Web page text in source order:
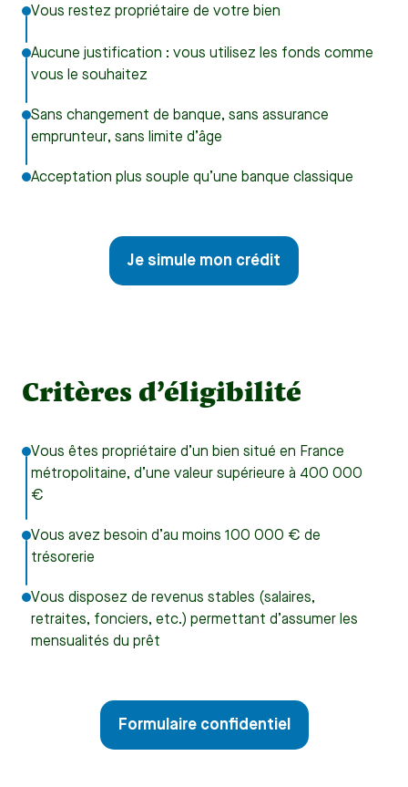
Vous restez propriétaire de votre bien
Aucune justification : vous utilisez les fonds comme
vous le souhaitez
Sans changement de banque, sans assurance
emprunteur, sans limite d’âge
Acceptation plus souple qu’une banque classique
Je simule mon crédit
Critères d’éligibilité
Vous êtes propriétaire d’un bien situé en France
métropolitaine, d’une valeur supérieure à 400 000
€
Vous avez besoin d’au moins 100 000 € de
trésorerie
Vous disposez de revenus stables (salaires,
retraites, fonciers, etc.) permettant d’assumer les
mensualités du prêt
Formulaire confidentiel